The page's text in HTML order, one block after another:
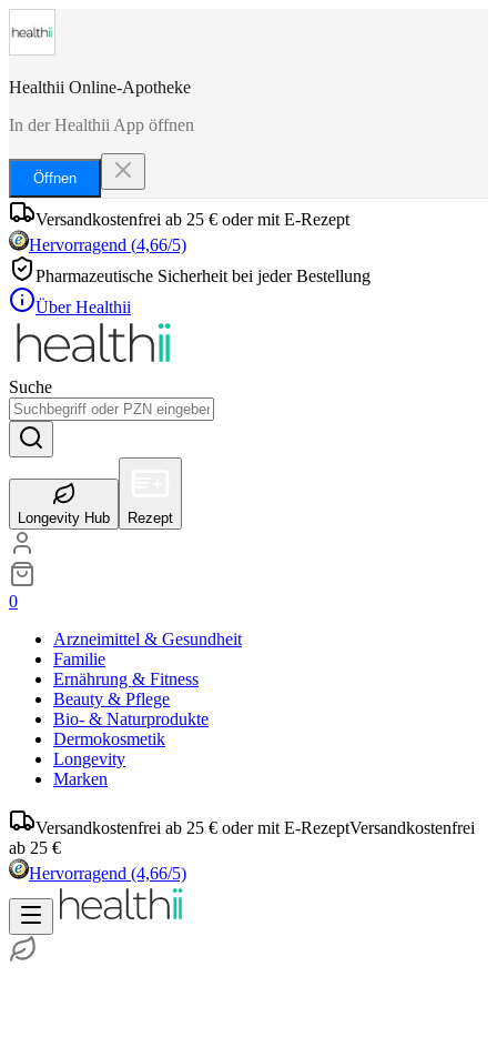
Healthii Online-Apotheke
In der Healthii App öffnen
Öffnen
Versandkostenfrei ab 25 € oder mit E-Rezept
Hervorragend (4,66/5)
Pharmazeutische Sicherheit bei jeder Bestellung
Über Healthii
Suche
Longevity Hub Rezept
0
Arzneimittel & Gesundheit
Familie
Ernährung & Fitness
Beauty & Pflege
Bio- & Naturprodukte
Dermokosmetik
Longevity
Marken
Versandkostenfrei ab 25 € oder mit E-RezeptVersandkostenfrei
ab 25 €
Hervorragend (4,66/5)